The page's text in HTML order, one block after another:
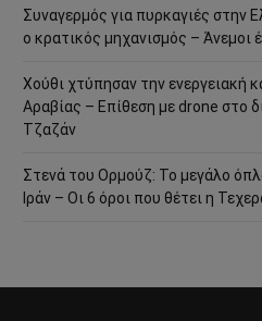
Συναγερμός για πυρκαγιές στην
ο κρατικός μηχανισμός –
Χούθι χτύπησαν την ενεργειακή
Αραβίας – Επίθεση με drone στο
Τζαζάν
Στενά του Ορμούζ: Το μεγάλο
Ιράν – Οι 6 όροι που θέτει η